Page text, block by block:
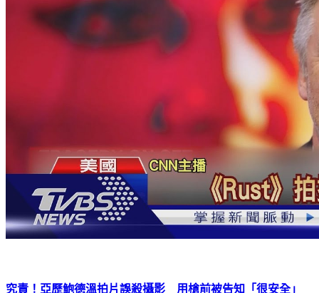
究責！亞歷鮑德溫拍片誤殺攝影 用槍前被告知「很安全」